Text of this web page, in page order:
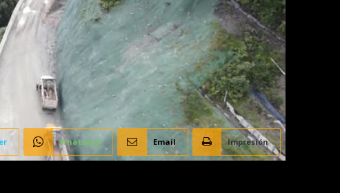
WhatsApp Email Impresión